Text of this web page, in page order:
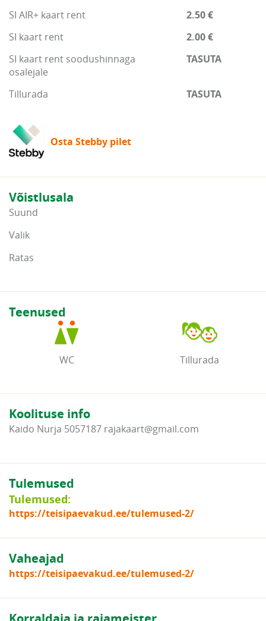
SI AIR+ kaart rent
2.50 €
SI kaart rent
2.00 €
SI kaart rent soodushinnaga
osalejale
TASUTA
Tillurada TASUTA
Osta Stebby pilet
Võistlusala
Suund
Valik
Ratas
Teenused
WC Tillurada
Koolituse info
Kaido Nurja 5057187 rajakaart@gmail.com
Tulemused
Tulemused:
https://teisipaevakud.ee/tulemused-2/
Vaheajad
https://teisipaevakud.ee/tulemused-2/